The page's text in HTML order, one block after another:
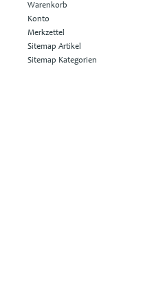
Warenkorb
Konto
Merkzettel
Sitemap Artikel
Sitemap Kategorien